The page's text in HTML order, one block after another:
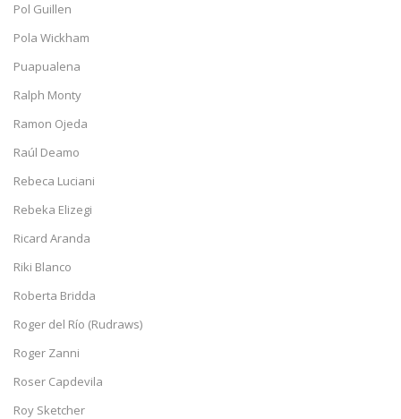
Pol Guillen
Pola Wickham
Puapualena
Ralph Monty
Ramon Ojeda
Raúl Deamo
Rebeca Luciani
Rebeka Elizegi
Ricard Aranda
Riki Blanco
Roberta Bridda
Roger del Río (Rudraws)
Roger Zanni
Roser Capdevila
Roy Sketcher